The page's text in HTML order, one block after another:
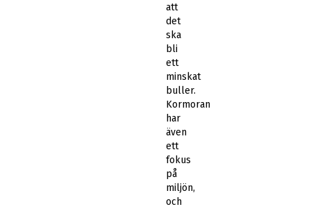
att
det
ska
bli
ett
minskat
buller.
Kormoran
har
även
ett
fokus
på
miljön,
och